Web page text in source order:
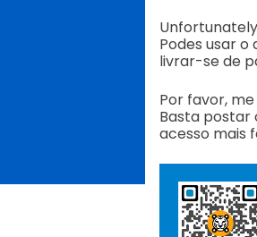
Podes usar o
livrar-se de
Por favor,
Basta postar
acesso mais